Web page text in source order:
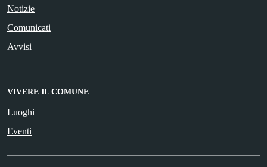
Notizie
Comunicati
Avvisi
VIVERE IL COMUNE
Luoghi
Eventi